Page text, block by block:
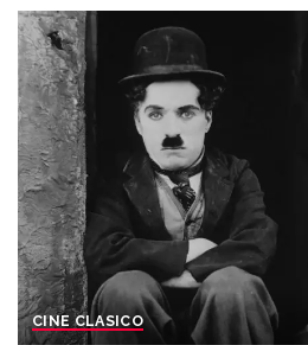
CINE CLASICO